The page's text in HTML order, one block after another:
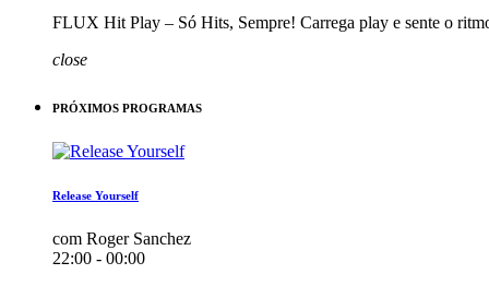
FLUX Hit Play – Só Hits, Sempre! Carrega play e sente o
close
PRÓXIMOS PROGRAMAS
Release Yourself
com Roger Sanchez
22:00 - 00:00